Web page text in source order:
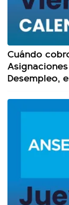
Cuándo
Desempleo,